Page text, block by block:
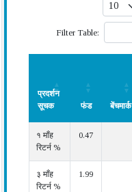
Filter Table:
प्रदर्शन
सूचक
फंड बेंचमार्क
सूचक
१ माँह
रिटर्न %
0.47
३ माँह
रिटर्न %
1.99